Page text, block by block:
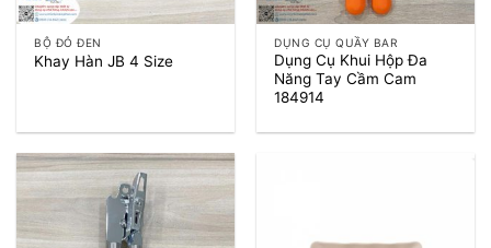
BỘ ĐỎ ĐEN
Khay Hàn JB 4 Size
DỤNG CỤ QUẦY BAR
Dụng Cụ Khui Hộp Đa
Năng Tay Cầm Cam
184914